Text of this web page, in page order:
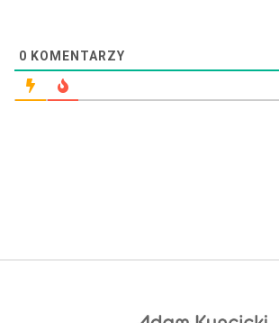
0 KOMENTARZY